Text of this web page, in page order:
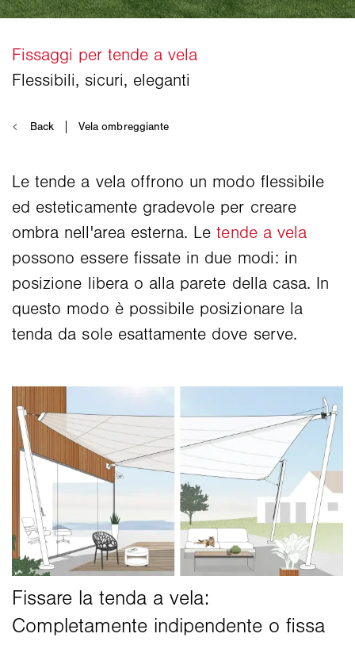
Le tende a vela offrono un modo flessibile
ed esteticamente gradevole per creare
ombra nell'area esterna. Letende a vela
possono essere fissate in due modi: in
posizione libera o alla parete della casa. In
questo modo è possibile posizionare la
tenda da sole esattamente dove serve.